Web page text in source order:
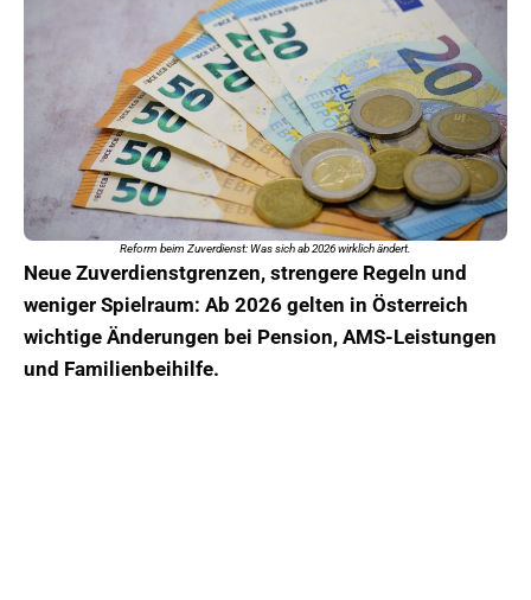
Reform beim Zuverdienst: Was sich ab 2026 wirklich ändert.
Neue Zuverdienstgrenzen, strengere Regeln und
weniger Spielraum: Ab 2026 gelten in Österreich
wichtige Änderungen bei Pension, AMS-Leistungen
und Familienbeihilfe.